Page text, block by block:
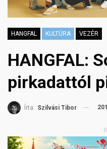
HANGFAL KULTÚRA VEZÉR
HANGFAL:
pirkadattól
Írta: Szilvási Tibor